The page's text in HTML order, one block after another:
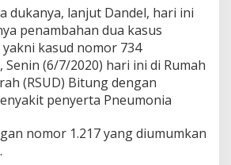
u
t
dukanya, lanjut Dandel, hari ini
penambahan dua kasus
kasud nomor 734
(6/7/2020) hari ini di Rumah
(RSUD) Bitung dengan
penyerta Pneumonia
nomor 1.217 yang diumumkan